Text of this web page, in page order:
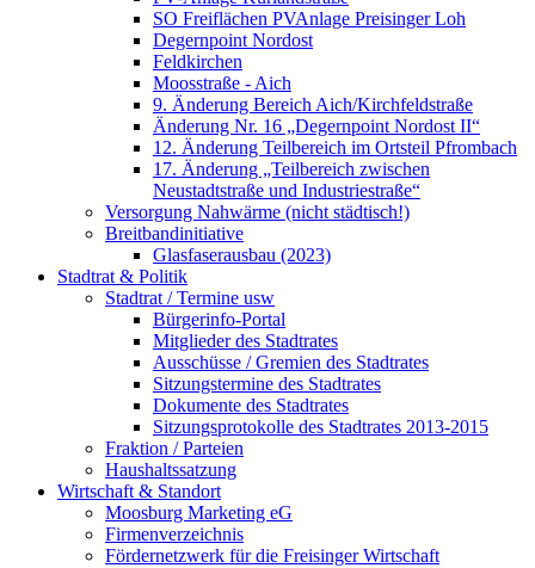
SO Freiflächen PV­Anlage Preisinger Loh
Degernpoint Nordost
Feldkirchen
Moosstraße - Aich
9. Änderung Bereich Aich/Kirchfeldstraße
Änderung Nr. 16 „Degernpoint Nordost II“
12. Änderung Teilbereich im Ortsteil Pfrombach
17. Änderung „Teilbereich zwischen
Neustadtstraße und Industriestraße“
Versorgung Nahwärme (nicht städtisch!)
Breitbandinitiative
Glasfaserausbau (2023)
Stadtrat & Politik
Stadtrat / Termine usw
Bürgerinfo-Portal
Mitglieder des Stadtrates
Ausschüsse / Gremien des Stadtrates
Sitzungstermine des Stadtrates
Dokumente des Stadtrates
Sitzungsprotokolle des Stadtrates 2013-2015
Fraktion / Parteien
Haushaltssatzung
Wirtschaft & Standort
Moosburg Marketing eG
Firmenverzeichnis
Fördernetzwerk für die Freisinger Wirtschaft